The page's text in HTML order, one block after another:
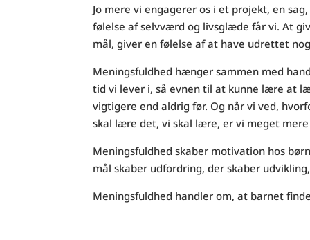
Jo mere vi engagerer os i et projekt, en
følelse af selvværd og livsglæde får vi. At
mål, giver en følelse af at have udrettet
Meningsfuldhed hænger sammen med
tid vi lever i, så evnen til at kunne lære at
vigtigere end aldrig før. Og når vi ved,
skal lære det, vi skal lære, er vi meget
Meningsfuldhed skaber motivation hos
mål skaber udfordring, der skaber
Meningsfuldhed handler om, at barnet